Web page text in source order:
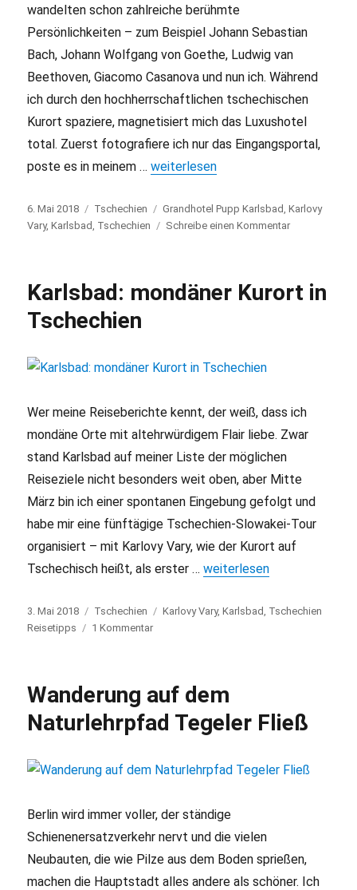
wandelten schon zahlreiche berühmte
Persönlichkeiten – zum Beispiel Johann Sebastian
Bach, Johann Wolfgang von Goethe, Ludwig van
Beethoven, Giacomo Casanova und nun ich. Während
ich durch den hochherrschaftlichen tschechischen
Kurort spaziere, magnetisiert mich das Luxushotel
total. Zuerst fotografiere ich nur das Eingangsportal,
poste es in meinem …„Kaffee & Kuchen im Karlsbader
weiterlesen
Veröffentlicht
am
6. Mai 2018 Kategorien
Tschechien Schlagwörter
Grandhotel Pupp Karlsbad ,Karlovy
Vary,Karlsbad Tschechien Schreibe einen Kommentar
im
Karlsbad: mondäner Kurort in
Tschechien
Wer meine Reiseberichte kennt, der weiß, dass ich
mondäne Orte mit altehrwürdigem Flair liebe. Zwar
stand Karlsbad auf meiner Liste der möglichen
Reiseziele nicht besonders weit oben, aber Mitte
März bin ich einer spontanen Eingebung gefolgt und
habe mir eine fünftägige Tschechien-Slowakei-Tour
organisiert – mit Karlovy Vary, wie der Kurort auf
Tschechisch heißt, als erster …„Karlsbad: mondäner
weiterlesen
Veröffentlicht
am
3. Mai 2018 Kategorien
Tschechien Schlagwörter
Karlovy Vary,Karlsbad Tschechien
Reisetipps
1 Kommentar
in
Tschechien
Wanderung auf dem
Naturlehrpfad Tegeler Fließ
Berlin wird immer voller, der ständige
Schienenersatzverkehr nervt und die vielen
Neubauten, die wie Pilze aus dem Boden sprießen,
machen die Hauptstadt alles andere als schöner. Ich